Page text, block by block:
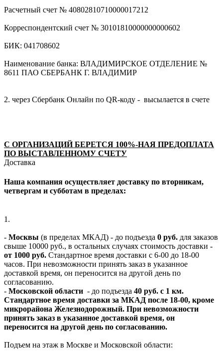
Расчетный счет № 40802810710000017212
Корреспондентский счет № 30101810000000000602
БИК: 041708602
Наименование банка: ВЛАДИМИРСКОЕ ОТДЕЛЕНИЕ №
8611 ПАО СБЕРБАНК Г. ВЛАДИМИР
2. через Сбербанк Онлайн по QR-коду - высылается в счете
С ОРГАНИЗАЦИЙ БЕРЕТСЯ 100%-НАЯ ПРЕДОПЛАТА
ПО ВЫСТАВЛЕННОМУ СЧЕТУ
Доставка
Наша компания осуществляет доставку по вторникам,
четвергам и субботам в пределах:
1.
- Москвы (в пределах МКАД) - до подъезда 0 руб. для заказов
свыше 10000 руб., в остальных случаях стоимость доставки -
от 1000 руб. Стандартное время доставки с 6-00 до 18-00
часов. При невозможности принять заказ в указанное
доставкой время, он переносится на другой день по
согласованию.
- Московской области - до подъезда 40 руб. с 1 км.
Стандартное время доставки за МКАД после 18-00, кроме
микрорайона Железнодорожный. При невозможности
принять заказ в указанное доставкой время, он
переносится на другой день по согласованию.
Подъем на этаж в Москве и Московской области: